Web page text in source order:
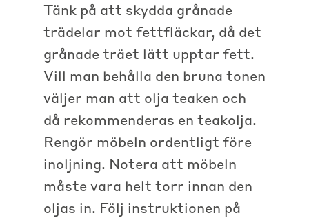
Tänk på att skydda grånade
trädelar mot fettfläckar, då det
grånade träet lätt upptar fett.
Vill man behålla den bruna tonen
väljer man att olja teaken och
då rekommenderas en teakolja.
Rengör möbeln ordentligt före
inoljning. Notera att möbeln
måste vara helt torr innan den
oljas in. Följ instruktionen på